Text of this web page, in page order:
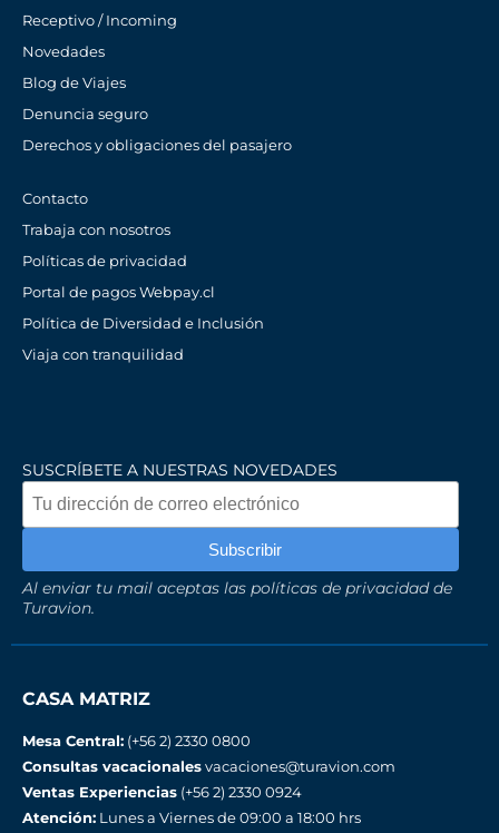
Receptivo / Incoming
Novedades
Blog de Viajes
Denuncia seguro
Derechos y obligaciones del pasajero
Contacto
Trabaja con nosotros
Políticas de privacidad
Portal de pagos Webpay.cl
Política de Diversidad e Inclusión
Viaja con tranquilidad
SUSCRÍBETE A NUESTRAS NOVEDADES
Al enviar tu mail aceptas las políticas de privacidad de
Turavion.
CASA MATRIZ
Mesa Central: (+56 2) 2330 0800
Consultas vacacionalesvacaciones@turavion.com
Ventas Experiencias (+56 2) 2330 0924
Atención: Lunes a Viernes de 09:00 a 18:00 hrs